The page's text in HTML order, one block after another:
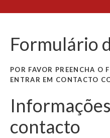
Formulário
POR FAVOR PREENCHA O
ENTRAR EM CONTACTO
contacto